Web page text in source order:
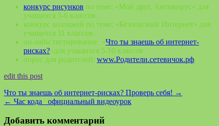
конкурс рисунков по теме: «Мой друг, Антивирус» для
учащихся 5-6 классов.
конкурс коллажей по теме: «Безопасный Интернет» для
учащихся 11 классов.
он-лайн тестирование «Что ты знаешь об интернет-
рисках?«для учащихся 5-10 классов
опрос для родителей: www.Родители.сетевичок.рф.
edit this post
Что ты знаешь об интернет-рисках? Проверь себя! →
← Час кода_ официальный видеоурок
Добавить комментарий